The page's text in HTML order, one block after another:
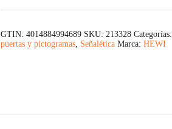
GTIN: 4014884994689 SKU: 213328 Categorías:
puertas y pictogramas, Señalética Marca: HEWI